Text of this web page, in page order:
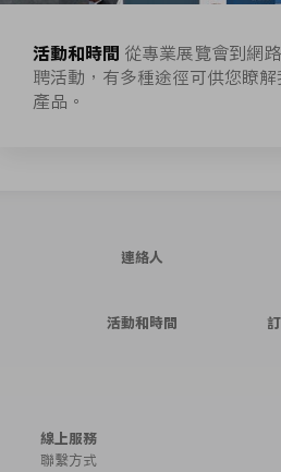
活動和時間 從專業展覽會到網
聘活動，有多種途徑可供您瞭
產品。
連絡人
活動和時間
線上服務
聯繫方式